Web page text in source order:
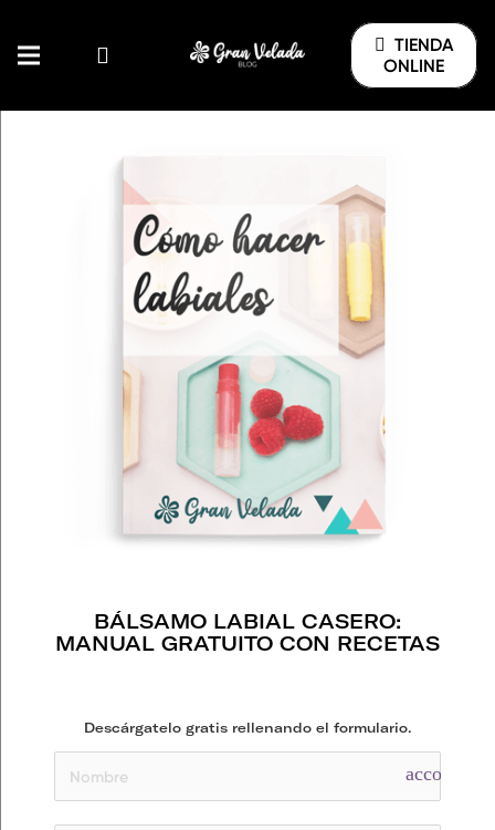
TIENDA
ONLINE
BÁLSAMO LABIAL CASERO:
MANUAL GRATUITO CON RECETAS
Descárgatelo gratis rellenando el formulario.